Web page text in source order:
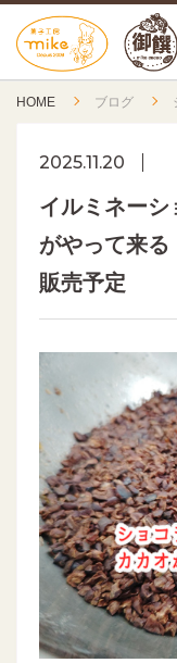
HOME ブログ
2025.11.20
イルミネーシ
がやって来る
販売予定